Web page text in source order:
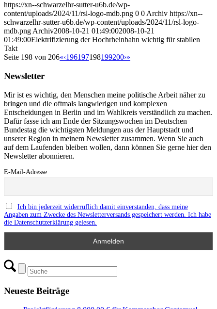
https://xn--schwarzelhr-sutter-u6b.de/wp-
content/uploads/2024/11/rsl-logo-mdb.png 0 0 Archiv https://xn--
schwarzelhr-sutter-u6b.de/wp-content/uploads/2024/11/rsl-logo-
mdb.png Archiv2008-10-21 01:49:002008-10-21
01:49:00Elektrifizierung der Hochrheinbahn wichtig für stabilen
Takt
Seite 198 von 206«‹196197198199200›»
Newsletter
Mir ist es wichtig, den Menschen meine politische Arbeit näher zu
bringen und die oftmals langwierigen und komplexen
Entscheidungen in Berlin und im Wahlkreis verständlich zu machen.
Dafür fasse ich am Ende der Sitzungswochen im Deutschen
Bundestag die wichtigsten Meldungen aus der Hauptstadt und
unserer Region in meinem Newsletter zusammen. Wenn Sie auch
auf dem Laufenden bleiben wollen, dann können Sie gerne hier den
Newsletter abonnieren.
E-Mail-Adresse
Ich bin jederzeit widerruflich damit einverstanden, dass meine
Angaben zum Zwecke des Newsletterversands gespeichert werden. Ich habe
die Datenschutzerklärung gelesen.
Neueste Beiträge